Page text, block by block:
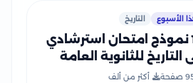
الأسبوع التاريخ
12 نموذج امتحان استرشادي
التاريخ للثانوية العامة
2025 وزارة التعليم بصيغة
صفحة
أكثر من ألف